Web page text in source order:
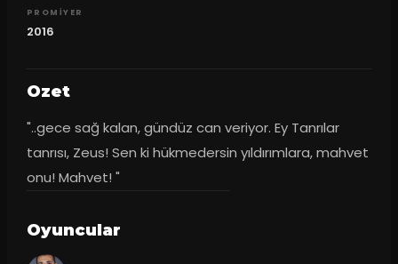
PROMIYER
2016
Ozet
"..gece sağ kalan, gündüz can veriyor. Ey Tanrılar
tanrısı, Zeus! Sen ki hükmedersin yıldırımlara, mahvet
onu! Mahvet! "
Oyuncular